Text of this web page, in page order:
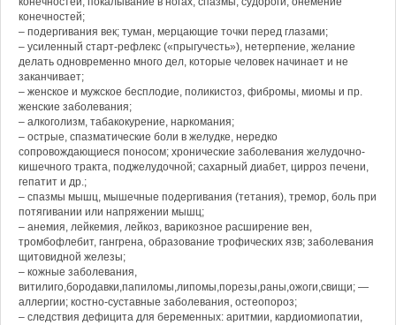
конечностей;
– подергивания век; туман, мерцающие точки перед глазами;
– усиленный старт-рефлекс («прыгучесть»), нетерпение, желание
делать одновременно много дел, которые человек начинает и не
заканчивает;
– женское и мужское бесплодие, поликистоз, фибромы, миомы и пр.
женские заболевания;
– алкоголизм, табакокурение, наркомания;
– острые, спазматические боли в желудке, нередко
сопровождающиеся поносом; хронические заболевания желудочно-
кишечного тракта, поджелудочной; сахарный диабет, цирроз печени,
гепатит и др.;
– спазмы мышц, мышечные подергивания (тетания), тремор, боль при
потягивании или напряжении мышц;
– анемия, лейкемия, лейкоз, варикозное расширение вен,
тромбофлебит, гангрена, образование трофических язв; заболевания
щитовидной железы;
– кожные заболевания,
витилиго,бородавки,папиломы,липомы,порезы,раны,ожоги,свищи; —
аллергии; костно-суставные заболевания, остеопороз;
– следствия дефицита для беременных: аритмии, кардиомиопатии,